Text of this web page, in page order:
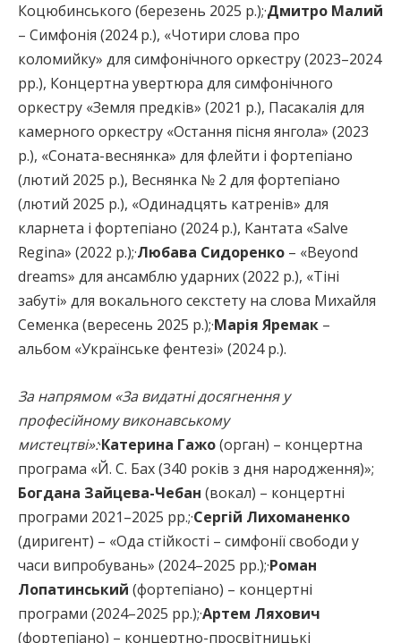
Коцюбинського (березень 2025 р.);·Дмитро Малий
– Симфонія (2024 р.), «Чотири слова про
коломийку» для симфонічного оркестру (2023–2024
рр.), Концертна увертюра для симфонічного
оркестру «Земля предків» (2021 р.), Пасакалія для
камерного оркестру «Остання пісня янгола» (2023
р.), «Соната-веснянка» для флейти і фортепіано
(лютий 2025 р.), Веснянка № 2 для фортепіано
(лютий 2025 р.), «Одинадцять катренів» для
кларнета і фортепіано (2024 р.), Кантата «Salve
Regina» (2022 р.);·Любава Сидоренко – «Beyond
dreams» для ансамблю ударних (2022 р.), «Тіні
забуті» для вокального секстету на слова Михайля
Семенка (вересень 2025 р.);·Марія Яремак –
альбом «Українське фентезі» (2024 р.).
За напрямом «За видатні досягнення у
професійному виконавському
мистецтві»:·Катерина Гажо(орган) – концертна
програма «Й. С. Бах (340 років з дня народження)»;
Богдана Зайцева-Чебан (вокал) – концертні
програми 2021–2025 рр.;·Сергій Лихоманенко
(диригент) – «Ода стійкості – симфонії свободи у
часи випробувань» (2024–2025 рр.);·Роман
Лопатинський (фортепіано) – концертні
програми (2024–2025 рр.);·Артем Ляхович
(фортепіано) – концертно-просвітницькі